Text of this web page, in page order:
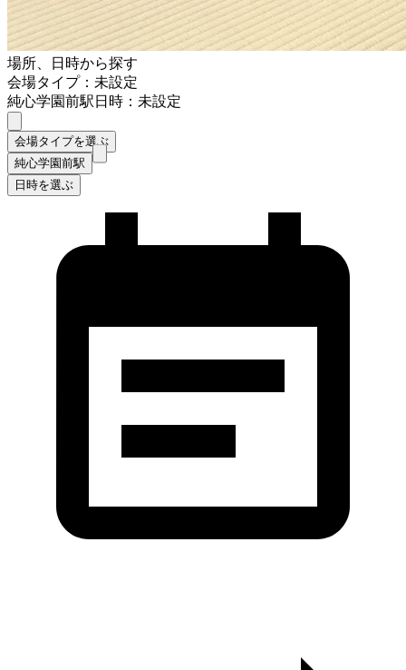
場所、日時から探す
会場タイプ：未設定
純心学園前駅日時：未設定
会場タイプを選ぶ
純心学園前駅
日時を選ぶ